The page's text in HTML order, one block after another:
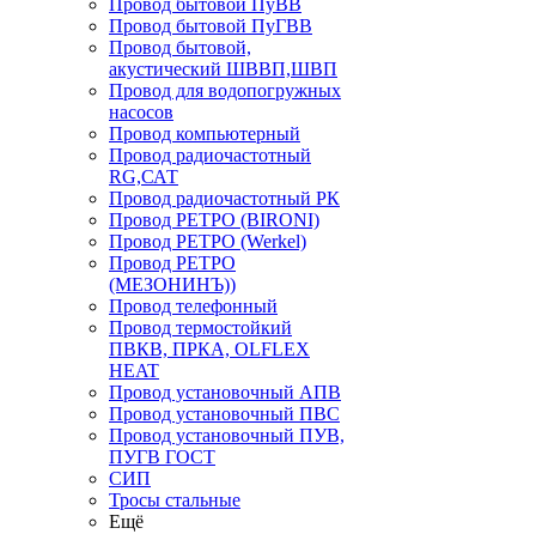
Провод бытовой ПуВВ
Провод бытовой ПуГВВ
Провод бытовой,
акустический ШВВП,ШВП
Провод для водопогружных
насосов
Провод компьютерный
Провод радиочастотный
RG,САТ
Провод радиочастотный РК
Провод РЕТРО (BIRONI)
Провод РЕТРО (Werkel)
Провод РЕТРО
(МЕЗОНИНЪ))
Провод телефонный
Провод термостойкий
ПВКВ, ПРКА, OLFLEX
HEAT
Провод установочный АПВ
Провод установочный ПВС
Провод установочный ПУВ,
ПУГВ ГОСТ
СИП
Тросы стальные
Ещё